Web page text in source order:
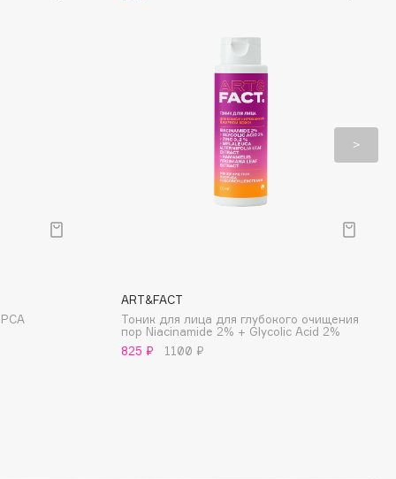
ART&FACT
Тоник для лица для глубокого очищения
пор Niacinamide 2% + Glycolic Acid 2%
825 ₽
1100 ₽